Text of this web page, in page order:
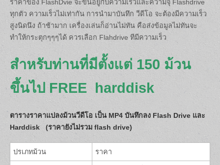
ราคาของ FlashDvie จะขึ้นอยู่กับความเร็วและความจุ Flashdrive
ทุกตัว ความเร็วไม่เท่ากัน การนำมาบันทึก วีดีโอ จะต้องมีความเร็ว
สูงนิดนึง ถ้าช้ามาก เครื่องเล่นก็อ่านไม่ทัน คือส่งข้อมูลไม่ทันจะ
ทำให้กระตุกๆๆๆได้ ควรเลือก Flahdrive ทีมีความเร็ว
สำหรับท่านที่มีตั้งแต่ 150 ม้วน
ขึ้นไป FREE harddisk
ตารางราคาแปลงม้วนวีดีโอ เป็น MP4 บันทึกลง Flash Drive และ
Harddisk (ราคายังไม่รวม flash drive)
ปรเภทม้วน ราคา